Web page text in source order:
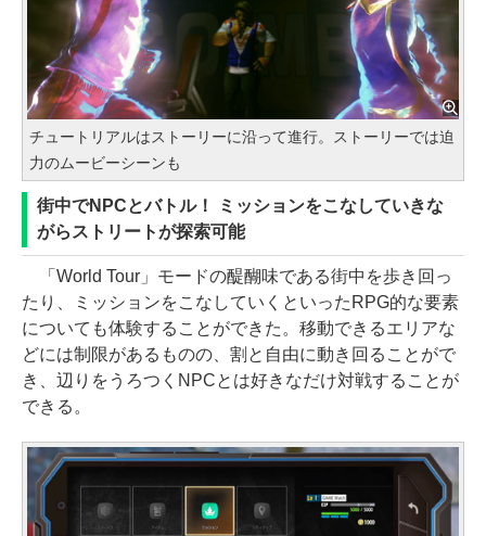
チュートリアルはストーリーに沿って進行。ストーリーでは迫
力のムービーシーンも
街中でNPCとバトル！ ミッションをこなしていきな
がらストリートが探索可能
「World Tour」モードの醍醐味である街中を歩き回っ
たり、ミッションをこなしていくといったRPG的な要素
についても体験することができた。移動できるエリアな
どには制限があるものの、割と自由に動き回ることがで
き、辺りをうろつくNPCとは好きなだけ対戦することが
できる。